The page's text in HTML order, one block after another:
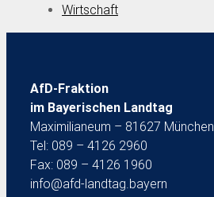
Wirtschaft
AfD-Fraktion
im Bayerischen Landtag
Maximilianeum – 81627 München
Tel: 089 – 4126 2960
Fax: 089 – 4126 1960
info@afd-landtag.bayern